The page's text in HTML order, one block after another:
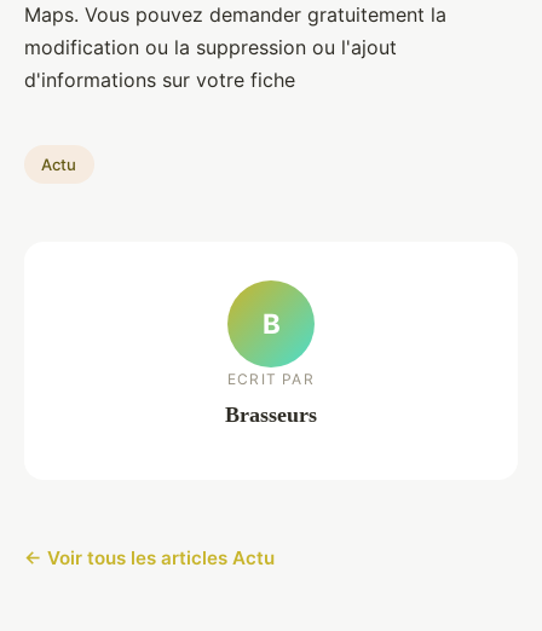
Maps. Vous pouvez demander gratuitement la
modification ou la suppression ou l'ajout
d'informations sur votre fiche
Actu
B
ECRIT PAR
Brasseurs
← Voir tous les articles Actu